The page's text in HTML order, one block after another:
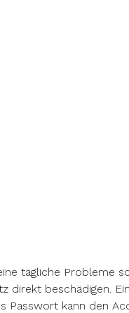
tägliche Probleme
direkt beschädigen.
Passwort kann den